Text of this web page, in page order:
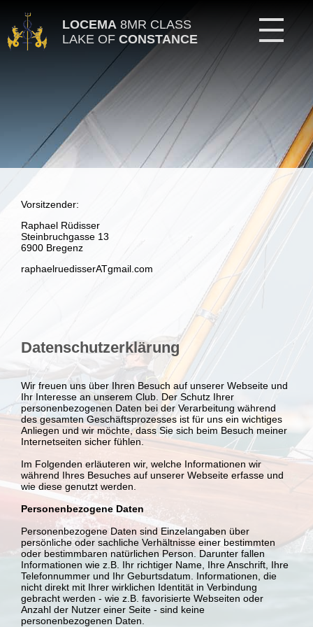
Vorsitzender:
Raphael Rüdisser
Steinbruchgasse 13
6900 Bregenz
raphaelruedisserATgmail.com
Datenschutzerklärung
Wir freuen uns über Ihren Besuch auf unserer Webseite und
Ihr Interesse an unserem Club. Der Schutz Ihrer
personenbezogenen Daten bei der Verarbeitung während
des gesamten Geschäftsprozesses ist für uns ein wichtiges
Anliegen und wir möchte, dass Sie sich beim Besuch meiner
Internetseiten sicher fühlen.
Im Folgenden erläuteren wir, welche Informationen wir
während Ihres Besuches auf unserer Webseite erfasse und
wie diese genutzt werden.
Personenbezogene Daten
Personenbezogene Daten sind Einzelangaben über
persönliche oder sachliche Verhältnisse einer bestimmten
oder bestimmbaren natürlichen Person. Darunter fallen
Informationen wie z.B. Ihr richtiger Name, Ihre Anschrift, Ihre
Telefonnummer und Ihr Geburtsdatum. Informationen, die
nicht direkt mit Ihrer wirklichen Identität in Verbindung
gebracht werden - wie z.B. favorisierte Webseiten oder
Anzahl der Nutzer einer Seite - sind keine
personenbezogenen Daten.
LOCEMA8MR CLASS
LAKE OF CONSTANCE